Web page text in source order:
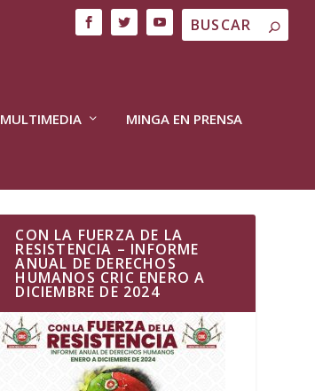
MULTIMEDIA MINGA EN PRENSA
CON LA FUERZA DE LA
RESISTENCIA – INFORME
ANUAL DE DERECHOS
HUMANOS CRIC ENERO A
DICIEMBRE DE 2024